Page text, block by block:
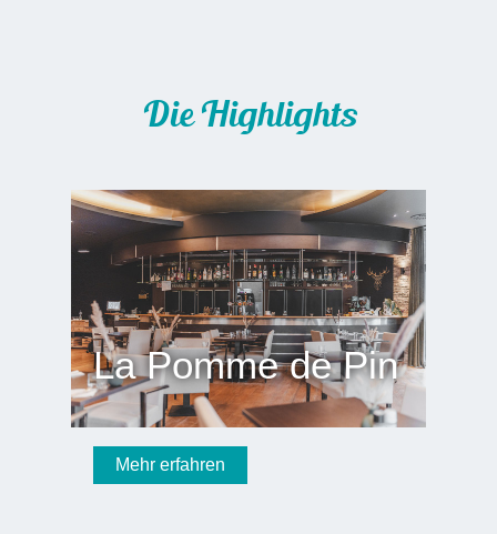
Die Highlights
La Pomme de Pin
Mehr erfahren